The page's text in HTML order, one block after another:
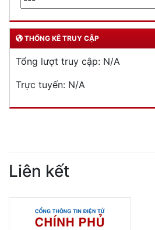
THỐNG KÊ TRUY CẬP
Tổng lượt truy cập: N/A
Trực tuyến: N/A
Liên kết